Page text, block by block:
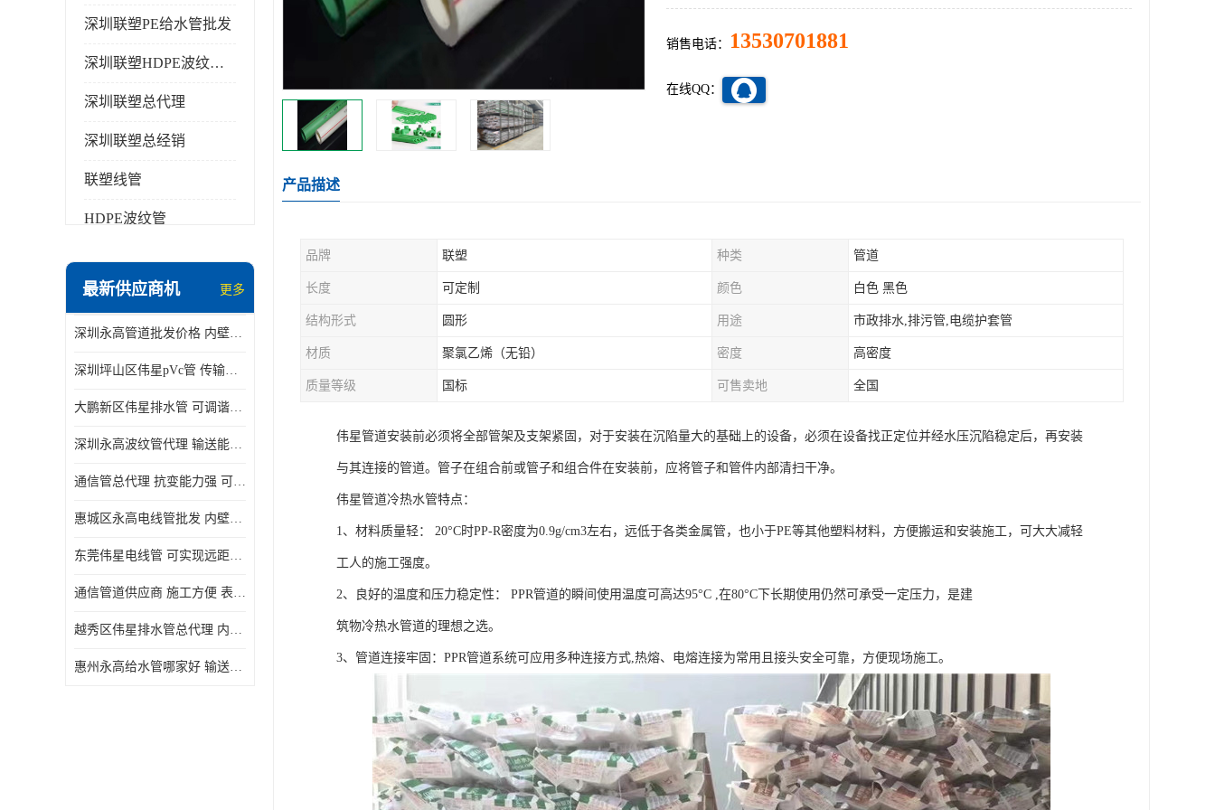
深圳联塑PE给水管批发
深圳联塑HDPE波纹管批发
深圳联塑总代理
深圳联塑总经销
联塑线管
HDPE波纹管
最新供应商机 更多
深圳永高管道批发价格 内壁光滑 抗震性能好
深圳坪山区伟星pVc管 传输损耗小 频率稳定性好
大鹏新区伟星排水管 可调谐性好 大功率 效率高
深圳永高波纹管代理 输送能力强 可以承受高温
通信管总代理 抗变能力强 可耐强震 扭曲
惠城区永高电线管批发 内壁光滑 抗震性能好
东莞伟星电线管 可实现远距离通信 频率稳定性好
通信管道供应商 施工方便 表面电阻系数大
越秀区伟星排水管总代理 内部表面光滑 大功率 效率高
惠州永高给水管哪家好 输送能力强 方便施工和运输
销售电话： 13530701881
在线QQ：
产品描述
品牌 联塑 种类 管道
长度 可定制 颜色 白色 黑色
结构形式 圆形 用途 市政排水,排污管,电缆护套管
材质 聚氯乙烯（无铅） 密度 高密度
质量等级 国标 可售卖地 全国
伟星管道安装前必须将全部管架及支架紧固，对于安装在沉陷量大的基础上的设备，必须在设备找正定位并经水压沉陷稳定后，再安装
与其连接的管道。管子在组合前或管子和组合件在安装前，应将管子和管件内部清扫干净。
伟星管道冷热水管特点：
1、材料质量轻： 20°C时PP-R密度为0.9g/cm3左右，远低于各类金属管，也小于PE等其他塑料材料，方便搬运和安装施工，可大大减轻
工人的施工强度。
2、良好的温度和压力稳定性： PPR管道的瞬间使用温度可高达95°C ,在80°C下长期使用仍然可承受一定压力，是建
筑物冷热水管道的理想之选。
3、管道连接牢固：PPR管道系统可应用多种连接方式,热熔、电熔连接为常用且接头安全可靠，方便现场施工。